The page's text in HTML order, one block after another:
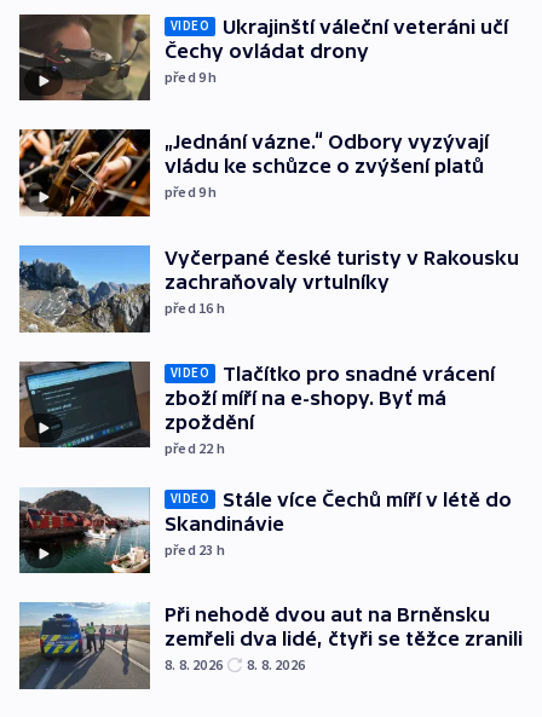
VIDEO
Ukrajinští váleční veteráni učí
Čechy ovládat drony
před 9h
„Jednání vázne.“ Odbory vyzývají
vládu ke schůzce o zvýšení platů
před 9h
Vyčerpané české turisty v Rakousku
zachraňovaly vrtulníky
před 16 h
VIDEO
Tlačítko pro snadné vrácení
zboží míří na e-shopy. Byť má
zpoždění
před 22 h
VIDEO
Stále více Čechů míří v létě do
Skandinávie
před 23 h
Při nehodě dvou aut na Brněnsku
zemřeli dva lidé, čtyři se těžce zranili
8. 8. 2026 8. 8. 2026